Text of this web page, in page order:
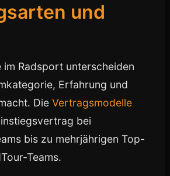
und
Radsport unterscheiden
Erfahrung und
Die Vertragsmodelle
bei
bis zu mehrjährigen Top-
Teams.